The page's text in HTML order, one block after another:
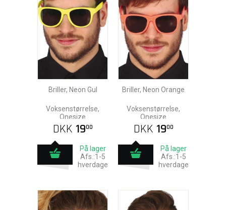
Briller, Neon Gul
Voksenstørrelse,
Onesize
DKK 1900
På lager
Afs.:1-5
hverdage
Briller, Neon Orange
Voksenstørrelse,
Onesize
DKK 1900
På lager
Afs.:1-5
hverdage